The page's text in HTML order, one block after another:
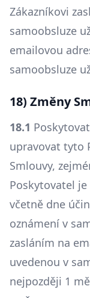
Zákazníkovi
samoobsluze
emailovou
samoobsluze
18) Změny
18.1
upravovat tyto
Smlouvy,
Poskytovatel
včetně dne
oznámení v
zasláním na
uvedenou v
nejpozději 1